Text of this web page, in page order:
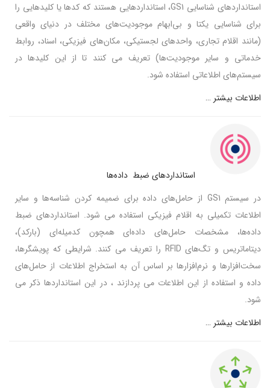
استانداردهای شناسایی GS1، استانداردهایی هستند که کدها یا کلیدهایی را
برای شناسایی یکتا و بی‌ابهام موجودیت‌های مختلف در دنیای واقعی
(مانند اقلام تجاری، واحدهای لجستیکی، مکان‌های فیزیکی، اسناد، روابط
خدماتی و سایر موجودیت‌ها) تعریف می کنند تا از این کلیدها در
سیستم‌های اطلاعاتی استفاده شود.
اطلاعات بیشتر …
استانداردهای ضبط داده‌ها
در سیستم GS1‌ از حامل‌های داده برای ضمیمه کردن شناسه‌ها و سایر
اطلاعات تکمیلی به اقلام فیزیکی استفاده می شود. استانداردهای ضبط
داده‌ها، مشخصات حامل‌های داده‌ای همچون کدمیله‌ای (بارکد)،
دیتاماتریس و تگ‌های RFID را تعریف می کنند. شرایطی که پویشگرها،
سخت‌افزارها و نرم‌افزارها بر اساس آن به استخراج اطلاعات از حامل‌های
داده و استفاده از این اطلاعات می پردازند ، در این استانداردها ذکر می
شود.
اطلاعات بیشتر …